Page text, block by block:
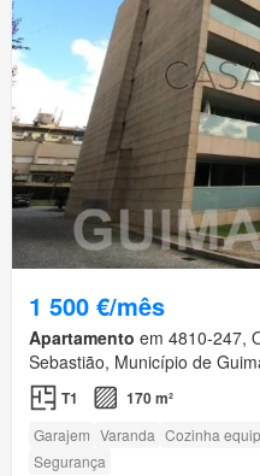
1 500 €/mês
Apartamento em 4810-247,
Sebastião, Município de
T1 170 m²
Garajem Varanda Cozinha
Segurança